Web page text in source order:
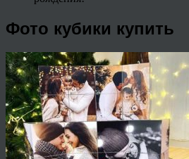
Фото кубики купить